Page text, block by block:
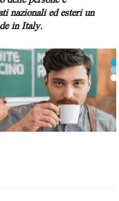
nazionali ed esteri un
in Italy.